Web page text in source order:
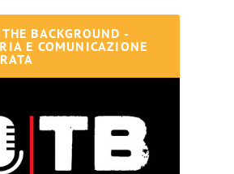
BACKGROUND -
E COMUNICAZIONE